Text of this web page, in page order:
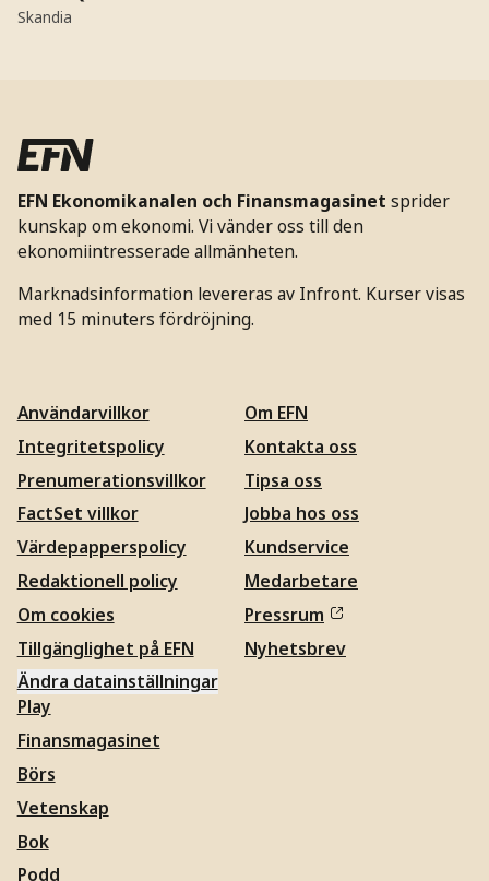
Skandia
EFN Ekonomikanalen och Finansmagasinet sprider
kunskap om ekonomi. Vi vänder oss till den
ekonomiintresserade allmänheten.
Marknadsinformation levereras av Infront. Kurser visas
med 15 minuters fördröjning.
Användarvillkor
Integritetspolicy
Prenumerationsvillkor
FactSet villkor
Värdepapperspolicy
Redaktionell policy
Om cookies
Tillgänglighet på EFN
Ändra datainställningar
Om EFN
Kontakta oss
Tipsa oss
Jobba hos oss
Kundservice
Medarbetare
Pressrum
Nyhetsbrev
Play
Finansmagasinet
Börs
Vetenskap
Bok
Podd